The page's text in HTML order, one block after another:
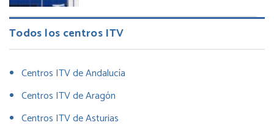
Todos los centros ITV
Centros ITV de Andalucía
Centros ITV de Aragón
Centros ITV de Asturias